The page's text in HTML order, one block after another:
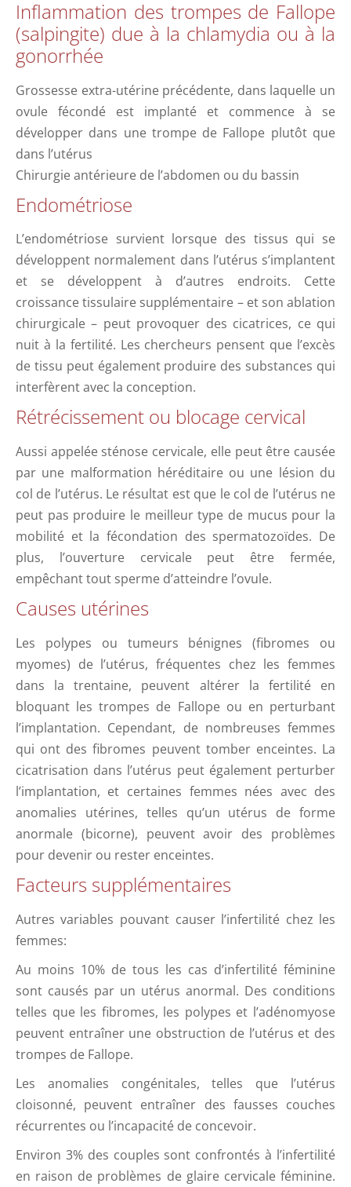
Inflammation des trompes de Fallope
(salpingite) due à la chlamydia ou à la
gonorrhée
Grossesse extra-utérine précédente, dans laquelle un
ovule fécondé est implanté et commence à se
développer dans une trompe de Fallope plutôt que
dans l’utérus
Chirurgie antérieure de l’abdomen ou du bassin
Endométriose
L’endométriose survient lorsque des tissus qui se
développent normalement dans l’utérus s’implantent
et se développent à d’autres endroits. Cette
croissance tissulaire supplémentaire – et son ablation
chirurgicale – peut provoquer des cicatrices, ce qui
nuit à la fertilité. Les chercheurs pensent que l’excès
de tissu peut également produire des substances qui
interfèrent avec la conception.
Rétrécissement ou blocage cervical
Aussi appelée sténose cervicale, elle peut être causée
par une malformation héréditaire ou une lésion du
col de l’utérus. Le résultat est que le col de l’utérus ne
peut pas produire le meilleur type de mucus pour la
mobilité et la fécondation des spermatozoïdes. De
plus, l’ouverture cervicale peut être fermée,
empêchant tout sperme d’atteindre l’ovule.
Causes utérines
Les polypes ou tumeurs bénignes (fibromes ou
myomes) de l’utérus, fréquentes chez les femmes
dans la trentaine, peuvent altérer la fertilité en
bloquant les trompes de Fallope ou en perturbant
l’implantation. Cependant, de nombreuses femmes
qui ont des fibromes peuvent tomber enceintes. La
cicatrisation dans l’utérus peut également perturber
l’implantation, et certaines femmes nées avec des
anomalies utérines, telles qu’un utérus de forme
anormale (bicorne), peuvent avoir des problèmes
pour devenir ou rester enceintes.
Facteurs supplémentaires
Autres variables pouvant causer l’infertilité chez les
femmes:
Au moins 10% de tous les cas d’infertilité féminine
sont causés par un utérus anormal. Des conditions
telles que les fibromes, les polypes et l’adénomyose
peuvent entraîner une obstruction de l’utérus et des
trompes de Fallope.
Les anomalies congénitales, telles que l’utérus
cloisonné, peuvent entraîner des fausses couches
récurrentes ou l’incapacité de concevoir.
Environ 3% des couples sont confrontés à l’infertilité
en raison de problèmes de glaire cervicale féminine.